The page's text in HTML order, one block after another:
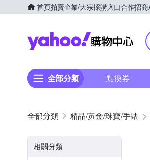
首頁拍賣企業/大宗採購入口合作招商
全部分類 點換券
精品/黃金/珠寶/手錶
相關分類